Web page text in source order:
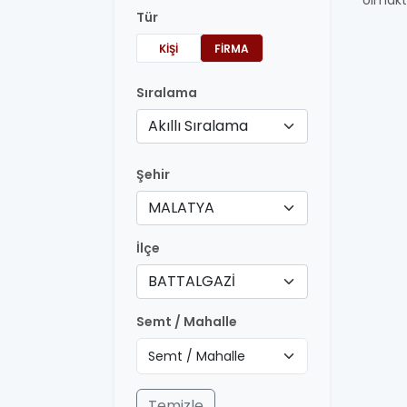
Tür
KIŞI FIRMA
Sıralama
Akıllı Sıralama
Şehir
MALATYA
İlçe
BATTALGAZİ
Semt / Mahalle